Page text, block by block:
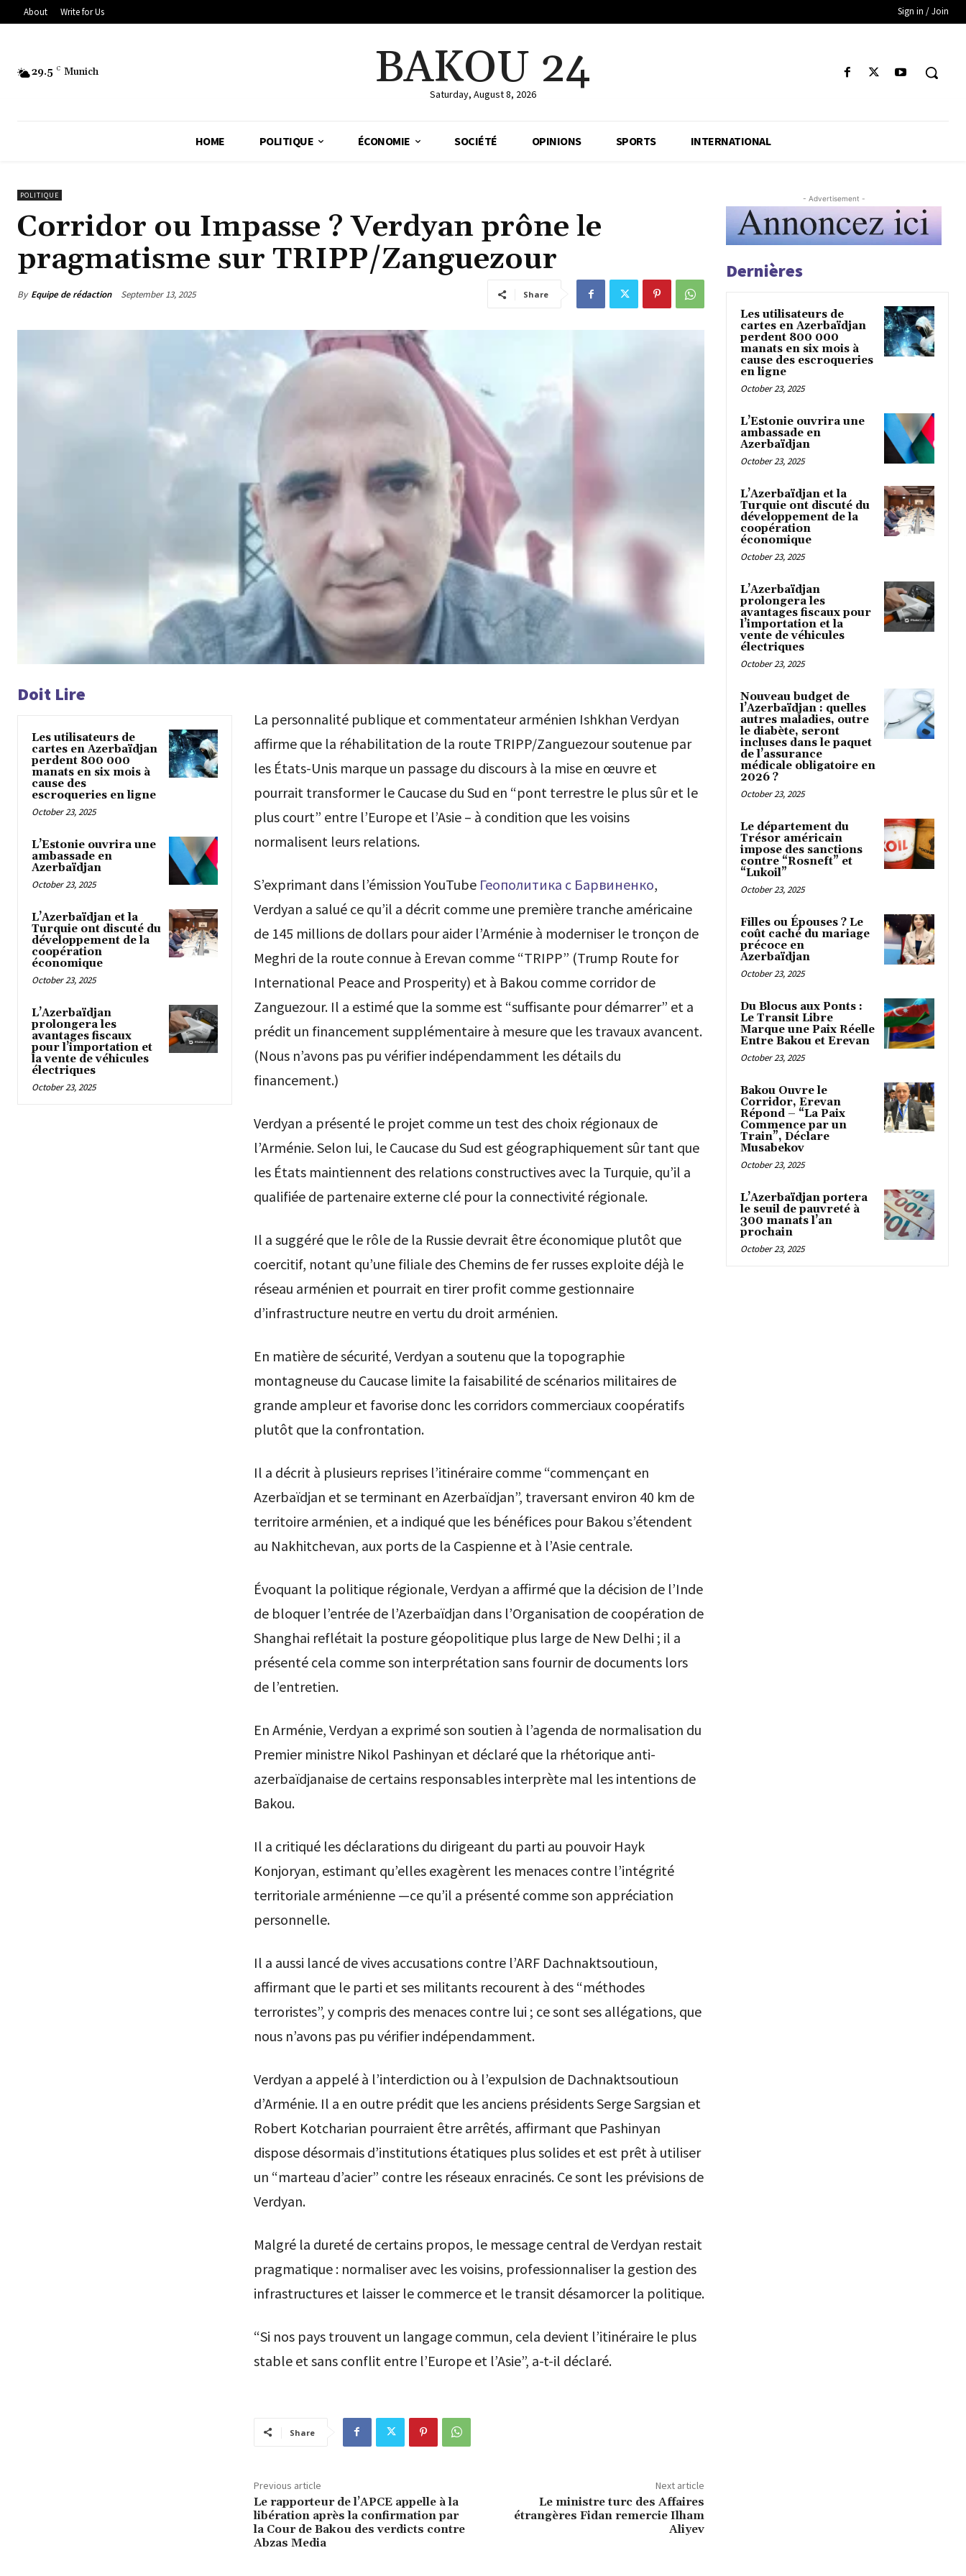
About Write for Us Sign in / Join
29.5 C Munich BAKOU 24
Saturday, August 8, 2026
HOME POLITIQUE ÉCONOMIE SOCIÉTÉ OPINIONS SPORTS INTERNATIONAL
POLITIQUE
Corridor ou Impasse ? Verdyan prône le
pragmatisme sur TRIPP/Zanguezour
By Equipe de rédaction September 13, 2025 Share
Doit Lire
Les utilisateurs de
cartes en Azerbaïdjan
perdent 800 000
manats en six mois à
cause des
escroqueries en ligne
October 23, 2025
L’Estonie ouvrira une
ambassade en
Azerbaïdjan
October 23, 2025
L’Azerbaïdjan et la
Turquie ont discuté du
développement de la
coopération
économique
October 23, 2025
L’Azerbaïdjan
prolongera les
avantages fiscaux
pour l’importation et
la vente de véhicules
électriques
October 23, 2025
La personnalité publique et commentateur arménien Ishkhan Verdyan
affirme que la réhabilitation de la route TRIPP/Zanguezour soutenue par
les États-Unis marque un passage du discours à la mise en œuvre et
pourrait transformer le Caucase du Sud en “pont terrestre le plus sûr et le
plus court” entre l’Europe et l’Asie – à condition que les voisins
normalisent leurs relations.
S’exprimant dans l’émission YouTube Геополитика с Барвиненко,
Verdyan a salué ce qu’il a décrit comme une première tranche américaine
de 145 millions de dollars pour aider l’Arménie à moderniser le tronçon de
Meghri de la route connue à Erevan comme “TRIPP” (Trump Route for
International Peace and Prosperity) et à Bakou comme corridor de
Zanguezour. Il a estimé que la somme est “suffisante pour démarrer” et a
prédit un financement supplémentaire à mesure que les travaux avancent.
(Nous n’avons pas pu vérifier indépendamment les détails du
financement.)
Verdyan a présenté le projet comme un test des choix régionaux de
l’Arménie. Selon lui, le Caucase du Sud est géographiquement sûr tant que
les États maintiennent des relations constructives avec la Turquie, qu’il a
qualifiée de partenaire externe clé pour la connectivité régionale.
Il a suggéré que le rôle de la Russie devrait être économique plutôt que
coercitif, notant qu’une filiale des Chemins de fer russes exploite déjà le
réseau arménien et pourrait en tirer profit comme gestionnaire
d’infrastructure neutre en vertu du droit arménien.
En matière de sécurité, Verdyan a soutenu que la topographie
montagneuse du Caucase limite la faisabilité de scénarios militaires de
grande ampleur et favorise donc les corridors commerciaux coopératifs
plutôt que la confrontation.
Il a décrit à plusieurs reprises l’itinéraire comme “commençant en
Azerbaïdjan et se terminant en Azerbaïdjan”, traversant environ 40 km de
territoire arménien, et a indiqué que les bénéfices pour Bakou s’étendent
au Nakhitchevan, aux ports de la Caspienne et à l’Asie centrale.
Évoquant la politique régionale, Verdyan a affirmé que la décision de l’Inde
de bloquer l’entrée de l’Azerbaïdjan dans l’Organisation de coopération de
Shanghai reflétait la posture géopolitique plus large de New Delhi ; il a
présenté cela comme son interprétation sans fournir de documents lors
de l’entretien.
En Arménie, Verdyan a exprimé son soutien à l’agenda de normalisation du
Premier ministre Nikol Pashinyan et déclaré que la rhétorique anti-
azerbaïdjanaise de certains responsables interprète mal les intentions de
Bakou.
Il a critiqué les déclarations du dirigeant du parti au pouvoir Hayk
Konjoryan, estimant qu’elles exagèrent les menaces contre l’intégrité
territoriale arménienne —ce qu’il a présenté comme son appréciation
personnelle.
Il a aussi lancé de vives accusations contre l’ARF Dachnaktsoutioun,
affirmant que le parti et ses militants recourent à des “méthodes
terroristes”, y compris des menaces contre lui ; ce sont ses allégations, que
nous n’avons pas pu vérifier indépendamment.
Verdyan a appelé à l’interdiction ou à l’expulsion de Dachnaktsoutioun
d’Arménie. Il a en outre prédit que les anciens présidents Serge Sargsian et
Robert Kotcharian pourraient être arrêtés, affirmant que Pashinyan
dispose désormais d’institutions étatiques plus solides et est prêt à utiliser
un “marteau d’acier” contre les réseaux enracinés. Ce sont les prévisions de
Verdyan.
Malgré la dureté de certains propos, le message central de Verdyan restait
pragmatique : normaliser avec les voisins, professionnaliser la gestion des
infrastructures et laisser le commerce et le transit désamorcer la politique.
“Si nos pays trouvent un langage commun, cela devient l’itinéraire le plus
stable et sans conflit entre l’Europe et l’Asie”, a-t-il déclaré.
Share
Previous article
Le rapporteur de l’APCE appelle à la
libération après la confirmation par
la Cour de Bakou des verdicts contre
Abzas Media
Next article
Le ministre turc des Affaires
étrangères Fidan remercie Ilham
Aliyev
- Advertisement -
Dernières
Les utilisateurs de
cartes en Azerbaïdjan
perdent 800 000
manats en six mois à
cause des escroqueries
en ligne
October 23, 2025
L’Estonie ouvrira une
ambassade en
Azerbaïdjan
October 23, 2025
L’Azerbaïdjan et la
Turquie ont discuté du
développement de la
coopération
économique
October 23, 2025
L’Azerbaïdjan
prolongera les
avantages fiscaux pour
l’importation et la
vente de véhicules
électriques
October 23, 2025
Nouveau budget de
l’Azerbaïdjan : quelles
autres maladies, outre
le diabète, seront
incluses dans le paquet
de l’assurance
médicale obligatoire en
2026 ?
October 23, 2025
Le département du
Trésor américain
impose des sanctions
contre “Rosneft” et
“Lukoil”
October 23, 2025
Filles ou Épouses ? Le
coût caché du mariage
précoce en
Azerbaïdjan
October 23, 2025
Du Blocus aux Ponts :
Le Transit Libre
Marque une Paix Réelle
Entre Bakou et Erevan
October 23, 2025
Bakou Ouvre le
Corridor, Erevan
Répond – “La Paix
Commence par un
Train”, Déclare
Musabekov
October 23, 2025
L’Azerbaïdjan portera
le seuil de pauvreté à
300 manats l’an
prochain
October 23, 2025